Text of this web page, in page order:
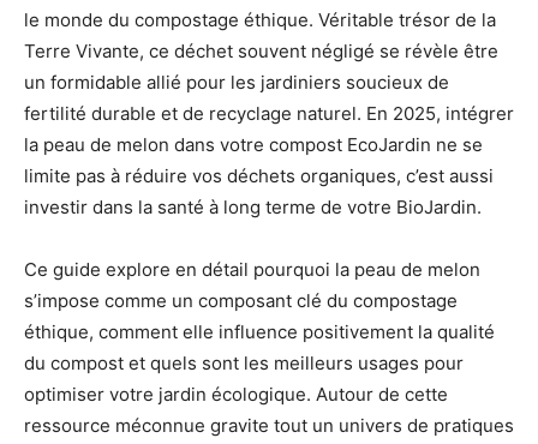
le monde du compostage éthique. Véritable trésor de la
Terre Vivante, ce déchet souvent négligé se révèle être
un formidable allié pour les jardiniers soucieux de
fertilité durable et de recyclage naturel. En 2025, intégrer
la peau de melon dans votre compost EcoJardin ne se
limite pas à réduire vos déchets organiques, c’est aussi
investir dans la santé à long terme de votre BioJardin.
Ce guide explore en détail pourquoi la peau de melon
s’impose comme un composant clé du compostage
éthique, comment elle influence positivement la qualité
du compost et quels sont les meilleurs usages pour
optimiser votre jardin écologique. Autour de cette
ressource méconnue gravite tout un univers de pratiques